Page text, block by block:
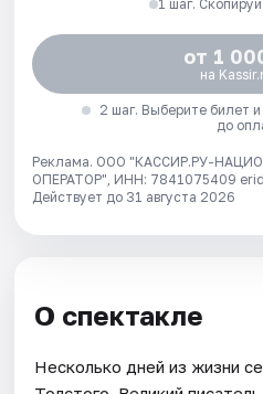
1 шаг.
от 1
на
2 шаг. Выберите билет
до
Реклама. ООО "КАССИР.РУ-
ОПЕРАТОР", ИНН: 7841075409
Действует до 31 августа 2026
О спектакле
Несколько дней из жизни